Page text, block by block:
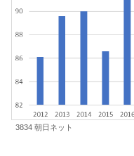
3834 朝日ネット